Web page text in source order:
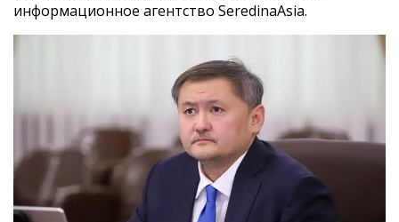
информационное агентство SeredinaAsia.